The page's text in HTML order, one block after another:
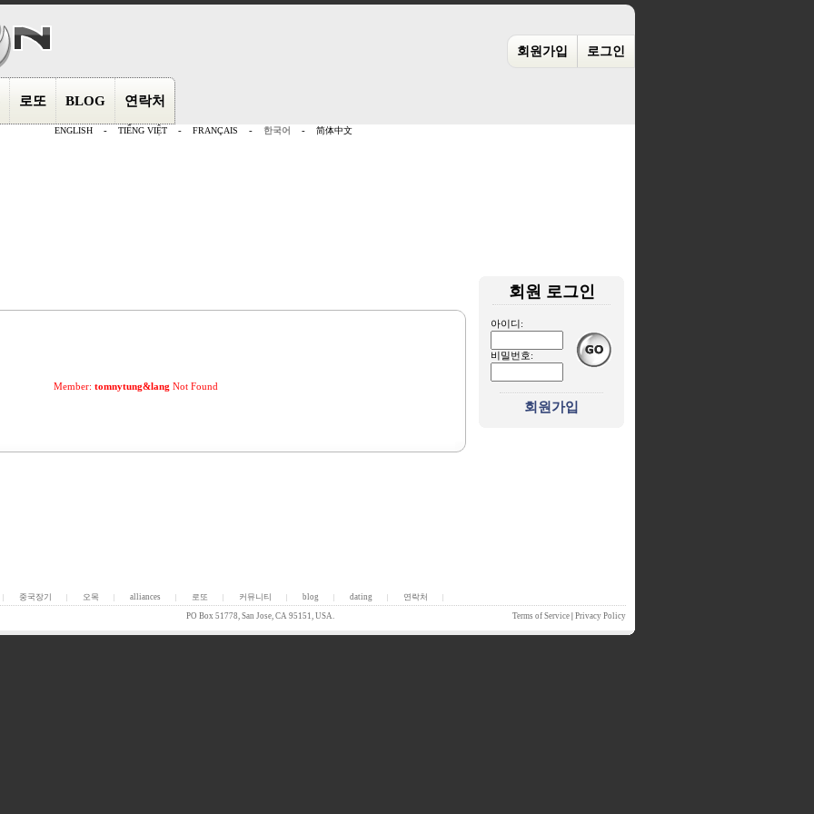
회원가입 로그인
로또 BLOG 연락처
ENGLISH - TIẾNG VIỆT - FRANÇAIS - 한국어 - 简体中文
Member: tomnytung&lang Not Found
회원 로그인
아이디:
비밀번호:
회원가입
중국장기 오목 alliances 로또 커뮤니티 blog dating 연락처
PO Box 51778, San Jose, CA 95151, USA. Terms of Service Privacy Policy